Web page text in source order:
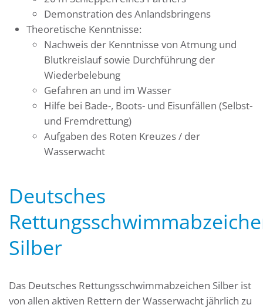
Demonstration des Anlandsbringens
Theoretische Kenntnisse:
Nachweis der Kenntnisse von Atmung und
Blutkreislauf sowie Durchführung der
Wiederbelebung
Gefahren an und im Wasser
Hilfe bei Bade-, Boots- und Eisunfällen (Selbst-
und Fremdrettung)
Aufgaben des Roten Kreuzes / der
Wasserwacht
Deutsches
Silber
Das Deutsches Rettungsschwimmabzeichen Silber ist
von allen aktiven Rettern der Wasserwacht jährlich zu